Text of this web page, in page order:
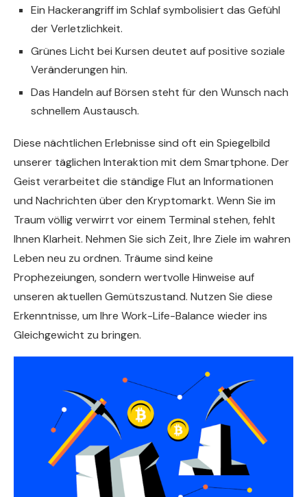
Ein Hackerangriff im Schlaf symbolisiert das Gefühl
der Verletzlichkeit.
Grünes Licht bei Kursen deutet auf positive soziale
Veränderungen hin.
Das Handeln auf Börsen steht für den Wunsch nach
schnellem Austausch.
Diese nächtlichen Erlebnisse sind oft ein Spiegelbild
unserer täglichen Interaktion mit dem Smartphone. Der
Geist verarbeitet die ständige Flut an Informationen
und Nachrichten über den Kryptomarkt. Wenn Sie im
Traum völlig verwirrt vor einem Terminal stehen, fehlt
Ihnen Klarheit. Nehmen Sie sich Zeit, Ihre Ziele im wahren
Leben neu zu ordnen. Träume sind keine
Prophezeiungen, sondern wertvolle Hinweise auf
unseren aktuellen Gemütszustand. Nutzen Sie diese
Erkenntnisse, um Ihre Work-Life-Balance wieder ins
Gleichgewicht zu bringen.